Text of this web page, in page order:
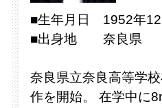
■生年月日 1952年12
■出身地 奈良県
奈良県立奈良高等学
作を開始。 在学中に